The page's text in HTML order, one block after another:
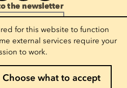
the newsletter
for this website to function
external services require your
to work.
Choose what to accept